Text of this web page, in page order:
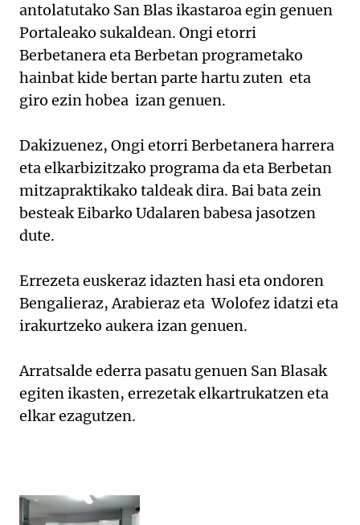
antolatutako San Blas ikastaroa egin genuen
Portaleako sukaldean. Ongi etorri
Berbetanera eta Berbetan programetako
hainbat kide bertan parte hartu zuten eta
giro ezinhobea izan genuen.
Dakizuenez, Ongi etorri Berbetanera harrera
eta elkarbizitzako programa da eta Berbetan
mitzapraktikako taldeak dira. Bai bata zein
besteak Eibarko Udalaren babesa jasotzen
dute.
Errezeta euskeraz idazten hasi eta ondoren
Bengalieraz, Arabieraz eta Wolofez idatzi eta
irakurtzeko aukera izan genuen.
Arratsalde ederra pasatu genuen San Blasak
egiten ikasten, errezetak elkartrukatzen eta
elkar ezagutzen.